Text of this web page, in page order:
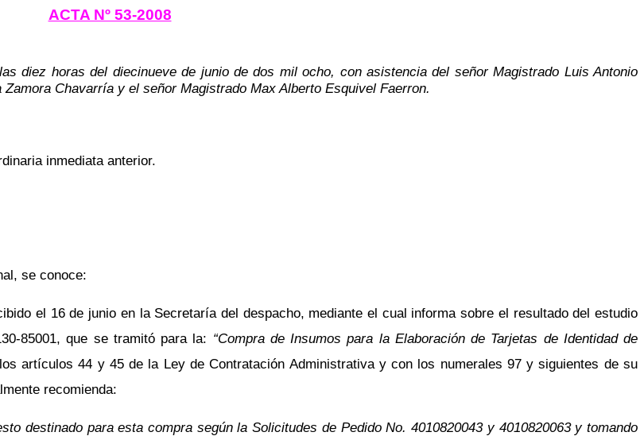
ACTA Nº 53-2008
diez horas del diecinueve de junio de dos mil ocho, con asistencia del señor Magistrado Luis Antonio
Chavarría y el señor Magistrado Max Alberto Esquivel Faerron.
inmediata anterior.
se conoce:
el 16 de junio en la Secretaría del despacho, mediante el cual informa sobre el resultado del estudio
85001, que se tramitó para la: “Compra de Insumos para la Elaboración de Tarjetas de Identidad de
artículos 44 y 45 de la Ley de Contratación Administrativa y con los numerales 97 y siguientes de su
recomienda:
destinado para esta compra según la Solicitudes de Pedido No. 4010820043 y 4010820063 y tomando